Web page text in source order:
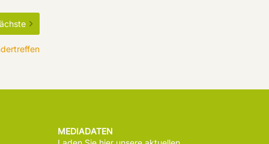
MEDIADATEN